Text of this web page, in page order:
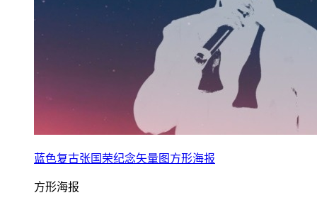
蓝色复古张国荣纪念矢量图方形海报
方形海报